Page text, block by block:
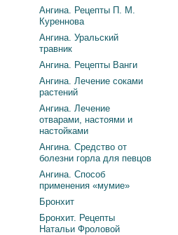
Ангина. Рецепты П. М.
Куреннова
Ангина. Уральский
травник
Ангина. Рецепты Ванги
Ангина. Лечение соками
растений
Ангина. Лечение
отварами, настоями и
настойками
Ангина. Средство от
болезни горла для певцов
Ангина. Способ
применения «мумие»
Бронхит
Бронхит. Рецепты
Натальи Фроловой